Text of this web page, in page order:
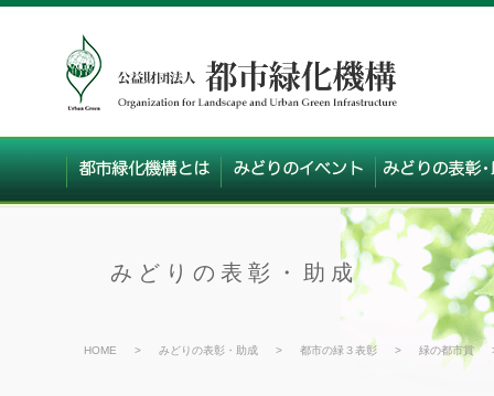
みどりの表彰・助成
HOME > みどりの表彰・助成 > 都市の緑３表彰 > 緑の都市賞